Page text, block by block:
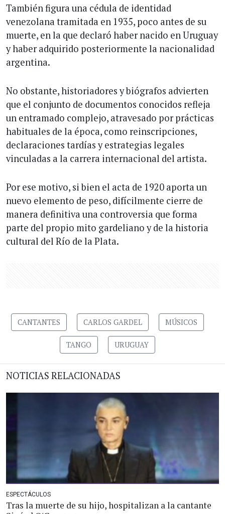
También figura una cédula de identidad
venezolana tramitada en 1935, poco antes de su
muerte, en la que declaró haber nacido en Uruguay
y haber adquirido posteriormente la nacionalidad
argentina.
No obstante, historiadores y biógrafos advierten
que el conjunto de documentos conocidos refleja
un entramado complejo, atravesado por prácticas
habituales de la época, como reinscripciones,
declaraciones tardías y estrategias legales
vinculadas a la carrera internacional del artista.
Por ese motivo, si bien el acta de 1920 aporta un
nuevo elemento de peso, difícilmente cierre de
manera definitiva una controversia que forma
parte del propio mito gardeliano y de la historia
cultural del Río de la Plata.
CANTANTES CARLOS GARDEL MÚSICOS
TANGO URUGUAY
NOTICIAS RELACIONADAS
ESPECTÁCULOS
Tras la muerte de su hijo, hospitalizan a la cantante